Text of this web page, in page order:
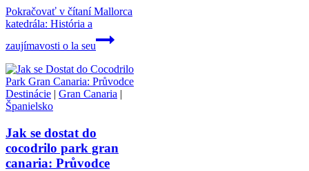
Pokračovať v čítaníMallorca
katedrála: História a
zaujímavosti o la seu
Destinácie | Gran Canaria |
Španielsko
Jak se dostat do
cocodrilo park gran
canaria: Průvodce